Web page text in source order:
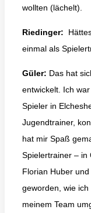
wollten (lächelt).
Riedinger:
einmal als
Güler: Das hat
entwickelt. Ich
Spieler in
Jugendtrainer,
hat mir Spaß
Spielertrainer – in
Florian Huber
geworden, wie
meinem Team